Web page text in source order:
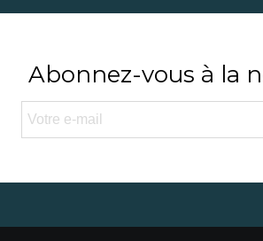
Abonnez-vous à la